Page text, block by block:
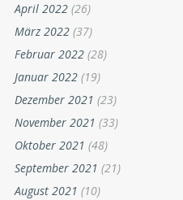
April 2022 (26)
März 2022 (37)
Februar 2022 (28)
Januar 2022 (19)
Dezember 2021 (23)
November 2021 (33)
Oktober 2021 (48)
September 2021 (21)
August 2021 (10)